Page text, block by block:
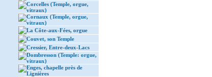
Corcelles (Temple, orgue,
vitraux)
Cornaux (Temple, orgue,
vitraux)
La Côte-aux-Fées, orgue
Couvet, son Temple
Cressier, Entre-deux-Lacs
Dombresson (Temple: orgue,
vitraux)
Enges, chapelle près de
Lignières